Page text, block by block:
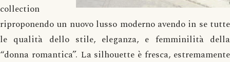
collection
riproponendo un nuovo lusso moderno avendo in se tutte
le qualità dello stile, eleganza, e femminilità della
“donna romantica”. La silhouette è fresca, estremamente